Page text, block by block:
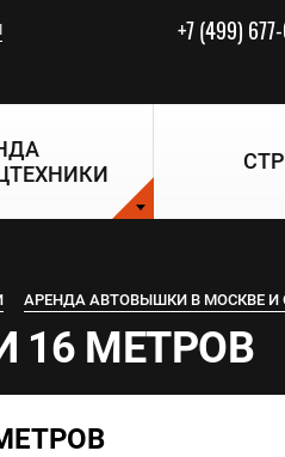
+7 (499)
АРЕНДА АВТОВЫШКИ В МОСКВЕ И
16 МЕТРОВ